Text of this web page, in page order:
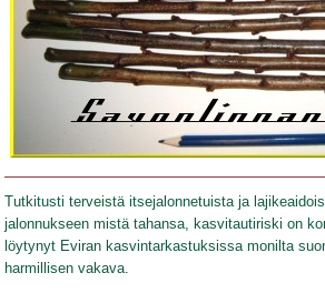
Tutkitusti terveistä itsejalonnetuista ja
jalonnukseen mistä tahansa, kasvitautiriski on
löytynyt Eviran kasvintarkastuksissa monilta
harmillisen vakava.